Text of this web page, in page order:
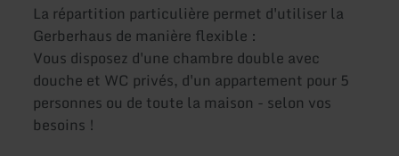
La répartition particulière permet d'utiliser la
Gerberhaus de manière flexible :
Vous disposez d'une chambre double avec
douche et WC privés, d'un appartement pour 5
personnes ou de toute la maison - selon vos
besoins !